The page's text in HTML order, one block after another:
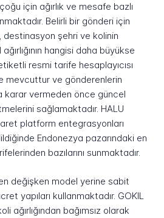
için ağırlık ve mesafe bazlı
Belirli bir gönderi için
destinasyon şehri ve kolinin
hangisi daha büyükse
resmi tarife hesaplayıcısı
mevcuttur ve gönderenlerin
karar vermeden önce güncel
sağlamaktadır. HALU
platform entegrasyonları
Endonezya pazarındaki en
bazılarını sunmaktadır.
değişken model yerine sabit
yapıları kullanmaktadır. GOKIL
ağırlığından bağımsız olarak